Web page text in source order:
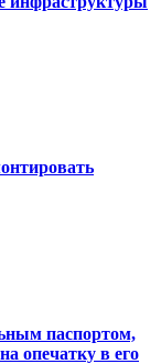
паспортом,
опечатку в его